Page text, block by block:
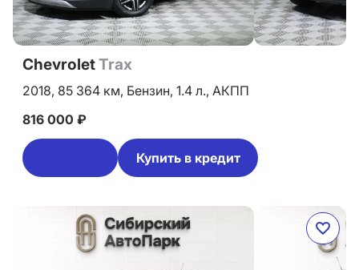
ChevroletTrax
2018, 85 364 км, Бензин, 1.4 л., АКПП
816 000 ₽
Купить в кредит